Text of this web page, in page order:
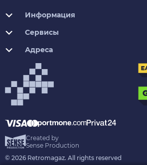
Информация
Сервисы
Адреса
Created by
Sense Production
© 2026 Retromagaz. All rights reserved